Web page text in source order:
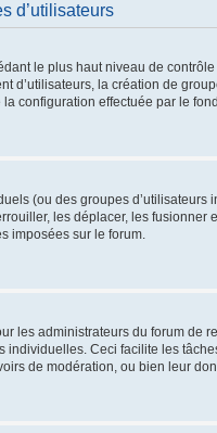
d’utilisateurs
le plus haut niveau de
d’utilisateurs, la création de
la configuration effectuée par le
(ou des groupes
les déplacer, les
imposées sur le forum.
les administrateurs du forum
Ceci facilite les
de modération, ou bien leur